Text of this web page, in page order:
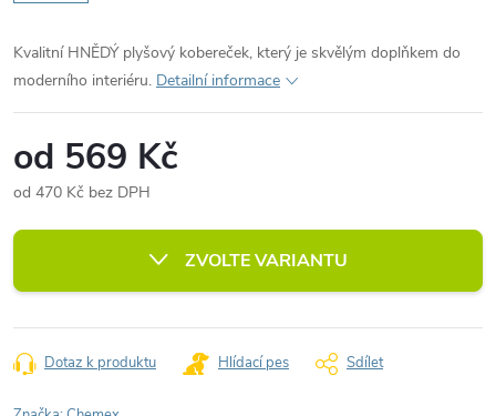
Kvalitní HNĚDÝ plyšový kobereček, který je skvělým doplňkem do
moderního interiéru. Detailní informace
od 569 Kč
od 470 Kč bez DPH
cena:
ZVOLTE VARIANTU
Dotaz k produktu Hlídací pes Sdílet